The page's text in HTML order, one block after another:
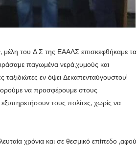
μέλη του Δ.Σ της ΕΑΑΛΣ επισκεφθήκαμε τα
παγωμένα νερά,χυμούς και
εν όψει Δεκαπενταύγουστου!
να προσφέρουμε στους
τους πολίτες, χωρίς να
χρόνια και σε θεσμικό επίπεδο ,αφού